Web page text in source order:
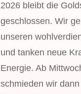
2026 bleibt die
geschlossen. Wir
unseren
und tanken neue
Energie. Ab
schmieden wir